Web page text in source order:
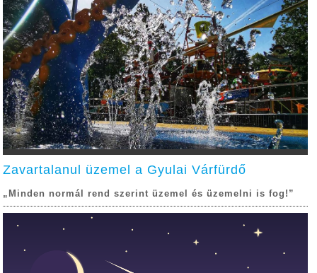
Zavartalanul üzemel a Gyulai Várfürdő
„Minden normál rend szerint üzemel és üzemelni is fog!”